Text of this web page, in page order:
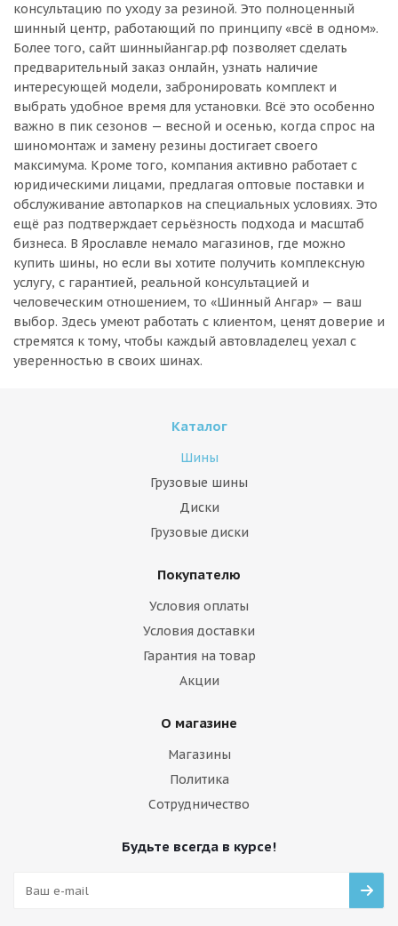
консультацию по уходу за резиной. Это полноценный
шинный центр, работающий по принципу «всё в одном».
Более того, сайт шинныйангар.рф позволяет сделать
предварительный заказ онлайн, узнать наличие
интересующей модели, забронировать комплект и
выбрать удобное время для установки. Всё это особенно
важно в пик сезонов — весной и осенью, когда спрос на
шиномонтаж и замену резины достигает своего
максимума. Кроме того, компания активно работает с
юридическими лицами, предлагая оптовые поставки и
обслуживание автопарков на специальных условиях. Это
ещё раз подтверждает серьёзность подхода и масштаб
бизнеса. В Ярославле немало магазинов, где можно
купить шины, но если вы хотите получить комплексную
услугу, с гарантией, реальной консультацией и
человеческим отношением, то «Шинный Ангар» — ваш
выбор. Здесь умеют работать с клиентом, ценят доверие и
стремятся к тому, чтобы каждый автовладелец уехал с
уверенностью в своих шинах.
Каталог
Шины
Грузовые шины
Диски
Грузовые диски
Покупателю
Условия оплаты
Условия доставки
Гарантия на товар
Акции
О магазине
Магазины
Политика
Сотрудничество
Будьте всегда в курсе!